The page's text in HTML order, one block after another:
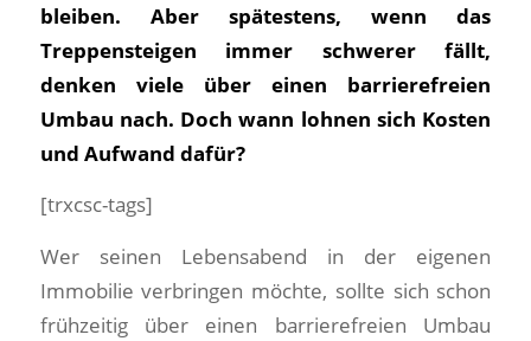
bleiben. Aber spätestens, wenn das
Treppensteigen immer schwerer fällt,
denken viele über einen barrierefreien
Umbau nach. Doch wann lohnen sich Kosten
und Aufwand dafür?
[trxcsc-tags]
Wer seinen Lebensabend in der eigenen
Immobilie verbringen möchte, sollte sich schon
frühzeitig über einen barrierefreien Umbau